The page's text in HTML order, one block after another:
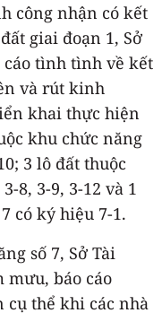
công nhận có kết
giai đoạn 1, Sở
tình tình về kết
và rút kinh
khai thực hiện
khu chức năng
3 lô đất thuộc
8, 3-9, 3-12 và 1
có ký hiệu 7-1.
số 7, Sở Tài
mưu, báo cáo
cụ thể khi các nhà